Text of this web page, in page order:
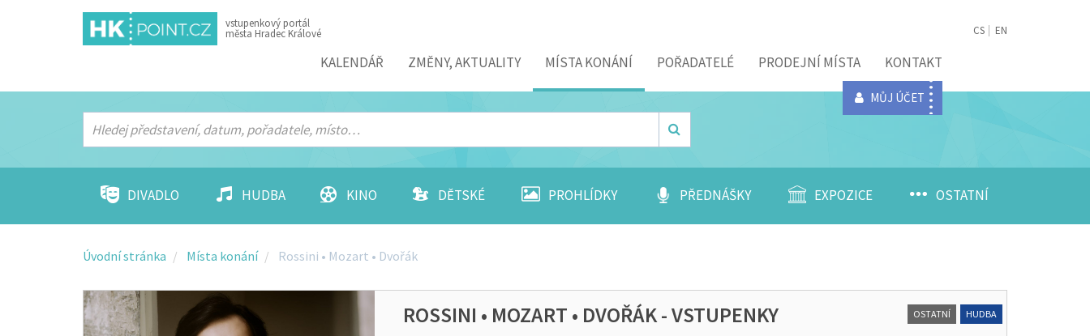
vstupenkový portál
města Hradec Králové
Menu
KALENDÁŘ ZMĚNY, AKTUALITY MÍSTA KONÁNÍ POŘADATELÉ PRODEJNÍ MÍSTA KONTAKT
MŮJ ÚČET
CS EN
DIVADLO HUDBA KINO DĚTSKÉ PROHLÍDKY PŘEDNÁŠKY EXPOZICE OSTATNÍ
Úvodní stránka Místa konání Rossini • Mozart • Dvořák
ROSSINI • MOZART • DVOŘÁK - VSTUPENKY OSTATNÍ HUDBA